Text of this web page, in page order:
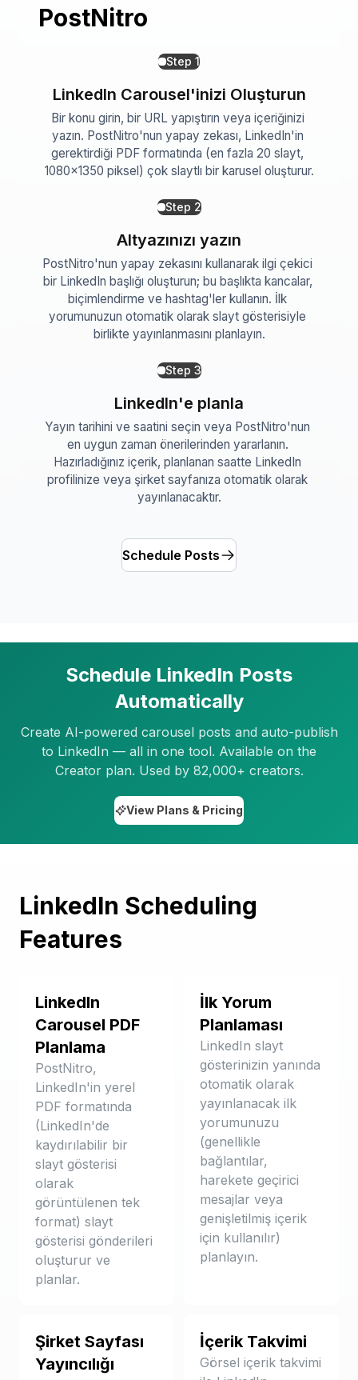
PostNitro
Step 1
LinkedIn Carousel'inizi Oluşturun
Bir konu girin, bir URL yapıştırın veya içeriğinizi
yazın. PostNitro'nun yapay zekası, LinkedIn'in
gerektirdiği PDF formatında (en fazla 20 slayt,
1080×1350 piksel) çok slaytlı bir karusel oluşturur.
Step 2
Altyazınızı yazın
PostNitro'nun yapay zekasını kullanarak ilgi çekici
bir LinkedIn başlığı oluşturun; bu başlıkta kancalar,
biçimlendirme ve hashtag'ler kullanın. İlk
yorumunuzun otomatik olarak slayt gösterisiyle
birlikte yayınlanmasını planlayın.
Step 3
LinkedIn'e planla
Yayın tarihini ve saatini seçin veya PostNitro'nun
en uygun zaman önerilerinden yararlanın.
Hazırladığınız içerik, planlanan saatte LinkedIn
profilinize veya şirket sayfanıza otomatik olarak
yayınlanacaktır.
Schedule Posts
Schedule LinkedIn Posts
Automatically
Create AI-powered carousel posts and auto-publish
to LinkedIn — all in one tool. Available on the
Creator plan. Used by 82,000+ creators.
View Plans & Pricing
LinkedIn Scheduling
Features
LinkedIn
Carousel PDF
Planlama
PostNitro,
LinkedIn'in yerel
PDF formatında
(LinkedIn'de
kaydırılabilir bir
slayt gösterisi
olarak
görüntülenen tek
format) slayt
gösterisi gönderileri
oluşturur ve
planlar.
İlk Yorum
Planlaması
LinkedIn slayt
gösterinizin yanında
otomatik olarak
yayınlanacak ilk
yorumunuzu
(genellikle
bağlantılar,
harekete geçirici
mesajlar veya
genişletilmiş içerik
için kullanılır)
planlayın.
Şirket Sayfası
Yayıncılığı
İçerik Takvimi
Görsel içerik takvimi